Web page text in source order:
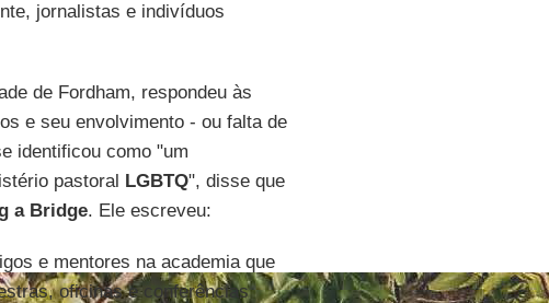
jornalistas e indivíduos
de Fordham, respondeu às
e seu envolvimento - ou falta de
identificou como "um
pastoral LGBTQ", disse que
a Bridge. Ele escreveu:
e mentores na academia que
oficinas e conferências